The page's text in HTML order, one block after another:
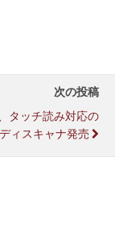
次の投稿
タッチ読み対応の
ィスキャナ発売